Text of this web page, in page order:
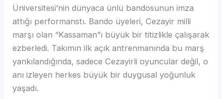
Üniversitesi’nin dünyaca ünlü bandosunun imza
attığı performanstı. Bando üyeleri, Cezayir milli
marşı olan “Kassaman”ı büyük bir titizlikle çalışarak
ezberledi. Takımın ilk açık antrenmanında bu marş
yankılandığında, sadece Cezayirli oyuncular değil, o
anı izleyen herkes büyük bir duygusal yoğunluk
yaşadı.